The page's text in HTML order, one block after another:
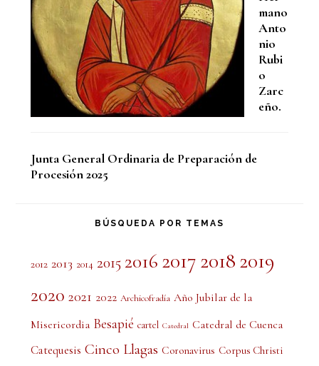
mano
Anto
nio
Rubi
o
Zarc
eño.
Junta General Ordinaria de Preparación de
Procesión 2025
BÚSQUEDA POR TEMAS
2012 2013 2014 2015 2016 2017 2018 2019
2020 2021 2022 Archicofradía Año Jubilar de la
Misericordia Besapié cartel Catedral Catedral de Cuenca
Catequesis Cinco Llagas Coronavirus Corpus Christi